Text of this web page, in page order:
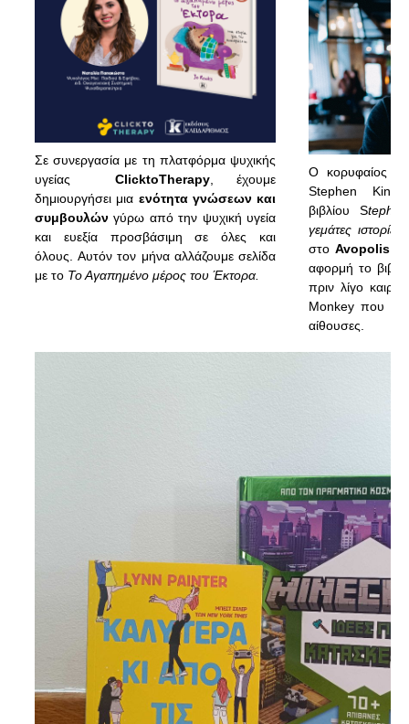
Σε συνεργασία με τη πλατφόρμα ψυχικής
υγείας
ClicktoTherapy , έχουμε
δημιουργήσει μια ενότητα γνώσεων και
συμβουλών γύρω από την ψυχική υγεία
και ευεξία προσβάσιμη σε όλες και
όλους. Αυτόν τον μήνα αλλάζουμε σελίδα
με το Το Αγαπημένο μέρος του Έκτορα.
Ο κορυφαίος
Stephen King
βιβλίου S
γεμάτες ιστορίες
στο Avopolis
αφορμή το
πριν λίγο καιρό
Monkey που
αίθουσες.